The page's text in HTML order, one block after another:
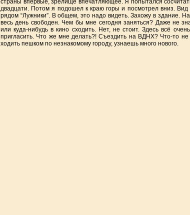
страны впервые, зрелище впечатляющее. Я попытался
двадцати. Потом я подошел к краю горы и посмотрел вниз. Вид
рядом “Лужники”. В общем, это надо видеть. Захожу в здание.
весь день свободен. Чем бы мне сегодня заняться? Даже не
или куда-нибудь в кино сходить. Нет, не стоит. Здесь всё
пригласить. Что же мне делать?! Съездить на ВДНХ? Что-то
ходить пешком по незнакомому городу, узнаешь много нового.